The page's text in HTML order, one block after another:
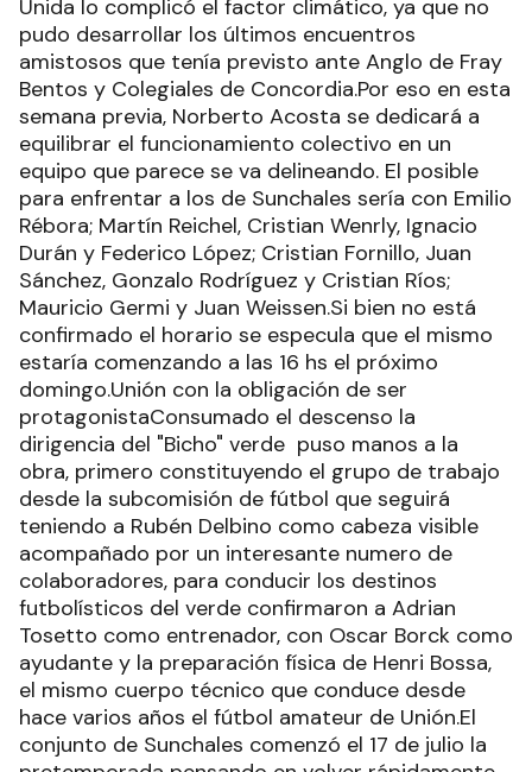
Unida lo complicó el factor climático, ya que no
pudo desarrollar los últimos encuentros
amistosos que tenía previsto ante Anglo de Fray
Bentos y Colegiales de Concordia.Por eso en esta
semana previa, Norberto Acosta se dedicará a
equilibrar el funcionamiento colectivo en un
equipo que parece se va delineando. El posible
para enfrentar a los de Sunchales sería con Emilio
Rébora; Martín Reichel, Cristian Wenrly, Ignacio
Durán y Federico López; Cristian Fornillo, Juan
Sánchez, Gonzalo Rodríguez y Cristian Ríos;
Mauricio Germi y Juan Weissen.Si bien no está
confirmado el horario se especula que el mismo
estaría comenzando a las 16 hs el próximo
domingo.Unión con la obligación de ser
protagonistaConsumado el descenso la
dirigencia del "Bicho" verde puso manos a la
obra, primero constituyendo el grupo de trabajo
desde la subcomisión de fútbol que seguirá
teniendo a Rubén Delbino como cabeza visible
acompañado por un interesante numero de
colaboradores, para conducir los destinos
futbolísticos del verde confirmaron a Adrian
Tosetto como entrenador, con Oscar Borck como
ayudante y la preparación física de Henri Bossa,
el mismo cuerpo técnico que conduce desde
hace varios años el fútbol amateur de Unión.El
conjunto de Sunchales comenzó el 17 de julio la